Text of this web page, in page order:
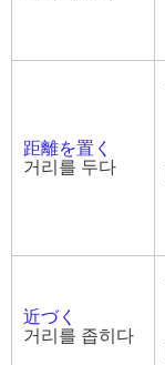
距離を置く
거리를 두다
近づく
거리를 좁히다